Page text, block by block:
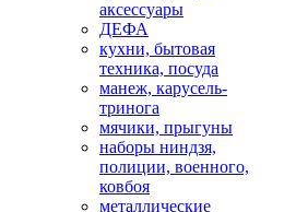
аксессуары
ДЕФА
кухни, бытовая
техника, посуда
манеж, карусель-
тринога
мячики, прыгуны
наборы ниндзя,
полиции, военного,
ковбоя
металлические